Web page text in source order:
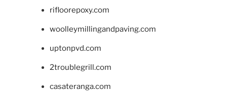
rifloorepoxy.com
woolleymillingandpaving.com
uptonpvd.com
2troublegrill.com
casateranga.com